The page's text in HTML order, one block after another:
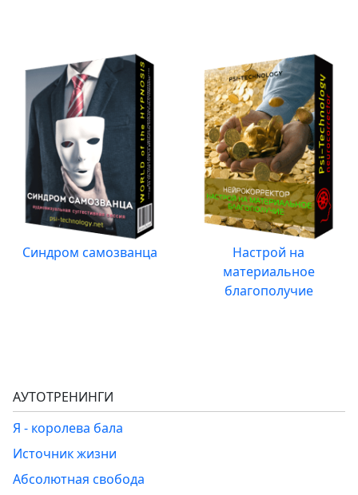
Синдром самозванца
Настрой на
материальное
благополучие
АУТОТРЕНИНГИ
Я - королева бала
Источник жизни
Абсолютная свобода